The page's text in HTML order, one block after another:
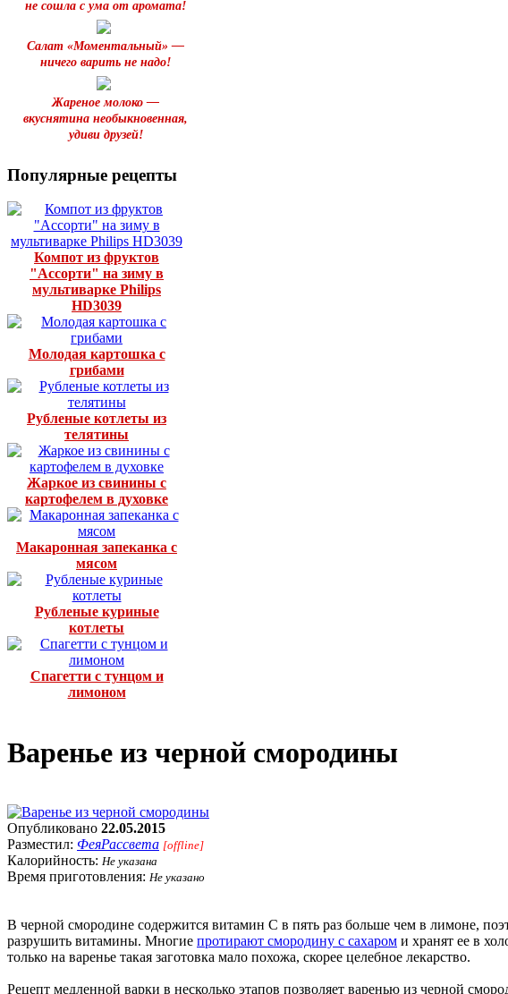
не сошла с ума от аромата!
Салат «Моментальный» —
ничего варить не надо!
Жареное молоко —
вкуснятина необыкновенная,
удиви друзей!
Популярные рецепты
Компот из фруктов
"Ассорти" на зиму в
мультиварке Philips
HD3039
Молодая картошка с
грибами
Рубленые котлеты из
телятины
Жаркое из свинины с
картофелем в духовке
Макаронная запеканка с
мясом
Рубленые куриные
котлеты
Спагетти с тунцом и
лимоном
Варенье из черной смородины
Опубликовано 22.05.2015
Разместил: ФеяРассвета [offline]
Калорийность: Не указана
Время приготовления: Не указано
В черной смородине содержится витамин C в пять раз больше чем в лимоне,
разрушить витамины. Многие протирают смородину с сахаром и хранят ее в
только на варенье такая заготовка мало похожа, скорее целебное лекарство.
Рецепт медленной варки в несколько этапов позволяет варенью из черной